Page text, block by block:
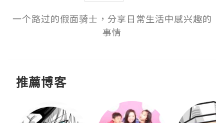
一个路过的假面骑士，分享日常生活中感兴趣的
事情
推薦博客